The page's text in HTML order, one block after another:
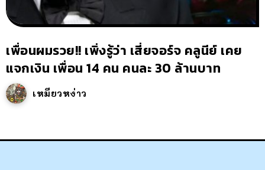
เพื่อนผมรวย!! เพิ่งรู้ว่า เสี่ยจอร์จ คลูนีย์ เคย
แจกเงิน เพื่อน 14 คน คนละ 30 ล้านบาท
เหมียวหง่าว